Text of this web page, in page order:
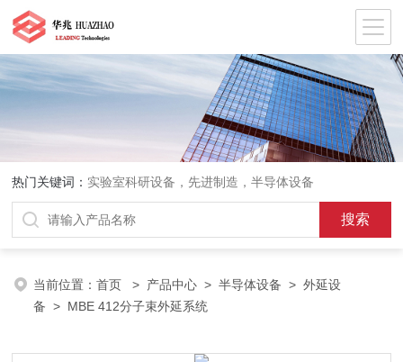
热门关键词： 实验室科研设备，先进制造，半导体设备
当前位置：首页 > 产品中心 >半导体设备 >外延设
备 > MBE 412分子束外延系统